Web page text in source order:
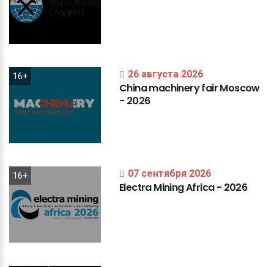
16+ 26 августа 2026
ChinamachineryfairMoscow
- 2026
16+ 07 сентября 2026
ElectraMiningAfrica- 2026